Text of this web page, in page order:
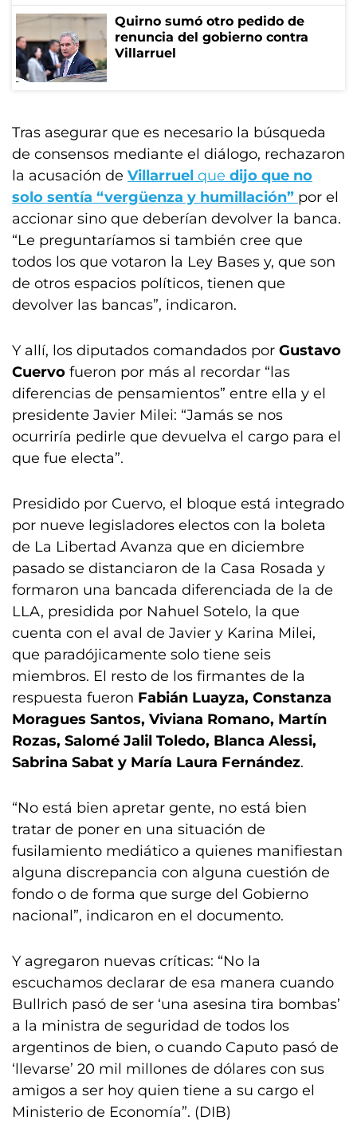
Quirno sumó otro pedido de
renuncia del gobierno contra
Villarruel
Tras asegurar que es necesario la búsqueda
de consensos mediante el diálogo, rechazaron
la acusación de Villarruel que dijo que no
solo sentía “vergüenza y humillación” por el
accionar sino que deberían devolver la banca.
“Le preguntaríamos si también cree que
todos los que votaron la Ley Bases y, que son
de otros espacios políticos, tienen que
devolver las bancas”, indicaron.
Y allí, los diputados comandados por Gustavo
Cuervo fueron por más al recordar “las
diferencias de pensamientos” entre ella y el
presidente Javier Milei: “Jamás se nos
ocurriría pedirle que devuelva el cargo para el
que fue electa”.
Presidido por Cuervo, el bloque está integrado
por nueve legisladores electos con la boleta
de La Libertad Avanza que en diciembre
pasado se distanciaron de la Casa Rosada y
formaron una bancada diferenciada de la de
LLA, presidida por Nahuel Sotelo, la que
cuenta con el aval de Javier y Karina Milei,
que paradójicamente solo tiene seis
miembros. El resto de los firmantes de la
respuesta fueron Fabián Luayza, Constanza
Moragues Santos, Viviana Romano, Martín
Rozas, Salomé Jalil Toledo, Blanca Alessi,
Sabrina Sabat y María Laura Fernández.
“No está bien apretar gente, no está bien
tratar de poner en una situación de
fusilamiento mediático a quienes manifiestan
alguna discrepancia con alguna cuestión de
fondo o de forma que surge del Gobierno
nacional”, indicaron en el documento.
Y agregaron nuevas críticas: “No la
escuchamos declarar de esa manera cuando
Bullrich pasó de ser ‘una asesina tira bombas’
a la ministra de seguridad de todos los
argentinos de bien, o cuando Caputo pasó de
‘llevarse’ 20 mil millones de dólares con sus
amigos a ser hoy quien tiene a su cargo el
Ministerio de Economía”. (DIB)